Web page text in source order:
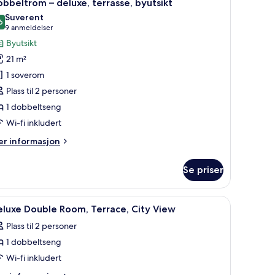
– deluxe, terrasse, byutsikt
av 10
Suverent
9 anmeldelser
(9
anmeldelser)
Byutsikt
21 m²
1 soverom
Plass til 2 personer
1 dobbeltseng
Wi-fi inkludert
informasjon
Se priser
på rommet og skrivebord Utendørsservering | Frokost, lunsj og middag
2 Double Room, Terrace, City View
Plass til 2 personer
1 dobbeltseng
Wi-fi inkludert